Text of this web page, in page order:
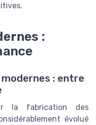
:
: entre
la fabrication des
évolué